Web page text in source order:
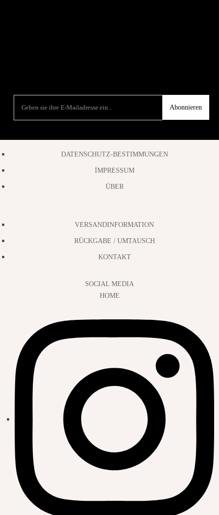
Abonnieren
DATENSCHUTZ-BESTIMMUNGEN
İMPRESSUM
ÜBER
VERSANDINFORMATION
RÜCKGABE / UMTAUSCH
KONTAKT
SOCIAL MEDIA
HOME